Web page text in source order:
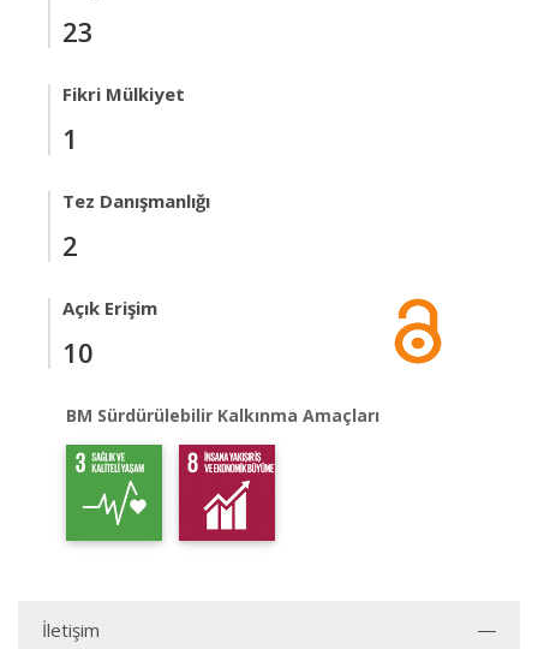
23
Fikri Mülkiyet
1
Tez Danışmanlığı
2
Açık Erişim
10
BM Sürdürülebilir Kalkınma Amaçları
İletişim